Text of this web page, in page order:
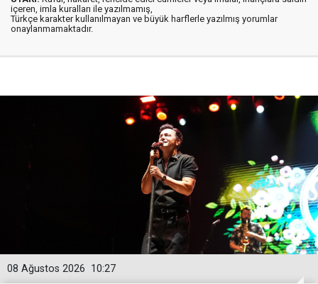
içeren, imla kuralları ile yazılmamış,
Türkçe karakter kullanılmayan ve büyük harflerle yazılmış yorumlar
onaylanmamaktadır.
10:27
08 Ağustos 2026